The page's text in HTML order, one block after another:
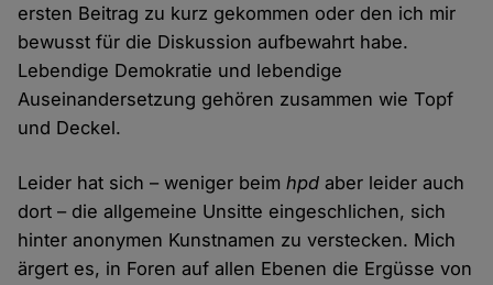
ersten Beitrag zu kurz gekommen oder den ich mir
bewusst für die Diskussion aufbewahrt habe.
Lebendige Demokratie und lebendige
Auseinandersetzung gehören zusammen wie Topf
und Deckel.
Leider hat sich – weniger beimhpd aber leider auch
dort – die allgemeine Unsitte eingeschlichen, sich
hinter anonymen Kunstnamen zu verstecken. Mich
ärgert es, in Foren auf allen Ebenen die Ergüsse von